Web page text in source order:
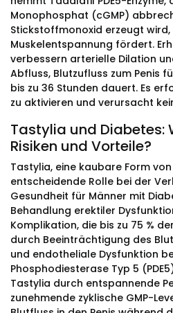
Monophosphat (cGMP)
Stickstoffmonoxid erzeugt
Muskelentspannung fördert.
verbessern arterielle Dilation
Abfluss, Blutzufluss zum Penis
bis zu 36 Stunden dauert. Es
zu aktivieren und verursacht
Tastylia und Diabetes:
Risiken und Vorteile?
Tastylia, eine kaubare Form
entscheidende Rolle bei der
Gesundheit für Männer mit
Behandlung erektiler
Komplikation, die bis zu 75 %
durch Beeinträchtigung des
und endotheliale Dysfunktion
Phosphodiesterase Typ 5
Tastylia durch entspannende
zunehmende zyklische GMP-